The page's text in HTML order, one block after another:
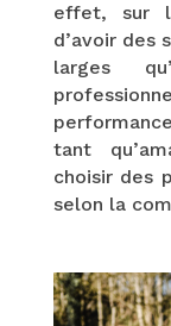
effet, sur
d’avoir des
larges
tant
choisir des
selon la